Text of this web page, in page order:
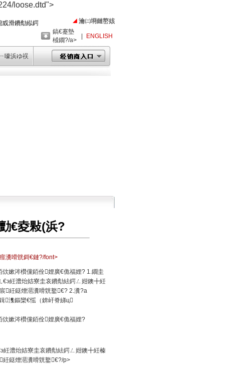
loose.dtd">
滑鐨勪紭鍔
瀹㈡埛鏈嶅姟
鎬€蹇墊
棫鐗?/a>
ENGLISH
嚎浜ゆ祦
€夌敤(浜?
瀵嗗皝鎶€鏈?/font>
嫰涔欑儻銆佺娌廣€佹福娌? 1.鐗圭
€э紝澧炲姞寮圭哀鐨勪紶鍔ㄥ姏鐭╋紝
紝鎹熷潖瀵嗗皝鐜€? 2.瀵?a
潗鏂欒€愮（錛屽脊綈ц
嫰涔欑儻銆佺娌廣€佹福娌?
紝澧炲姞寮圭哀鐨勪紶鍔ㄥ姏鐭╋紝榛
紝鎹熷潖瀵嗗皝鐜€?/p>